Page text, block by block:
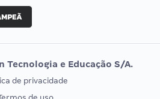
Vunesp
EXAME DE ORDEM
Tecnologia e Educação S/A.
de privacidade